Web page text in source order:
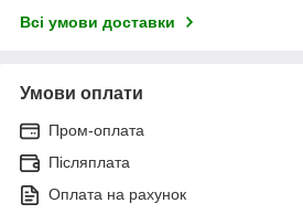
Всі умови доставки
Умови оплати
Пром-оплата
Післяплата
Оплата на рахунок